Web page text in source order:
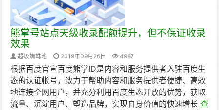
熊掌号站点天级收录配额提升，但不保证收录
效果
超级蜘蛛池 2019年09月26日 4987
根据百度官宣百度熊掌ID是内容和服务提供者入驻百度生
态的认证帐号，致力于帮助内容和服务提供者便捷、高效
地连接全网用户，并充分利用百度生态开放的优势，获取
流量、沉淀用户、塑造品牌，实现自身价值的快速增长 查